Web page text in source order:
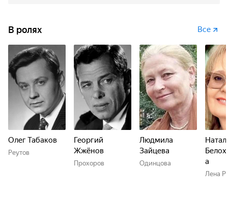
В ролях Все
Олег Табаков
Реутов
Георгий
Жжёнов
Прохоров
Людмила
Зайцева
Одинцова
а
Лена